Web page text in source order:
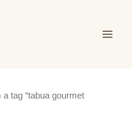
tag “tabua gourmet